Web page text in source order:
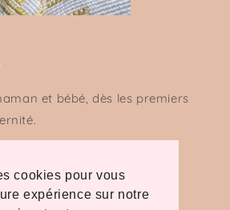
cookies pour vous
expérience sur notre
et bébé, dès les premiers